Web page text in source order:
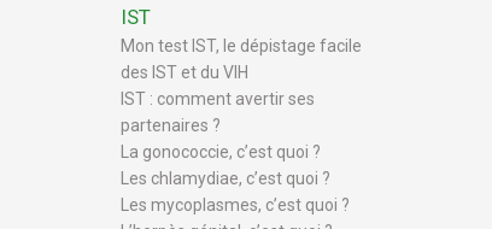
IST
Mon test IST, le dépistage facile
des IST et du VIH
IST : comment avertir ses
partenaires ?
La gonococcie, c’est quoi ?
Les chlamydiae, c’est quoi ?
Les mycoplasmes, c’est quoi ?